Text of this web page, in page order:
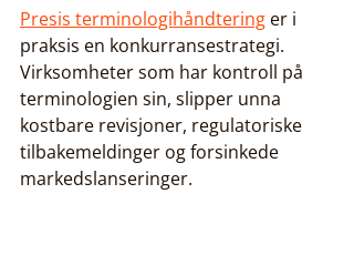
Presis terminologihåndtering er i
praksis en konkurransestrategi.
Virksomheter som har kontroll på
terminologien sin, slipper unna
kostbare revisjoner, regulatoriske
tilbakemeldinger og forsinkede
markedslanseringer.